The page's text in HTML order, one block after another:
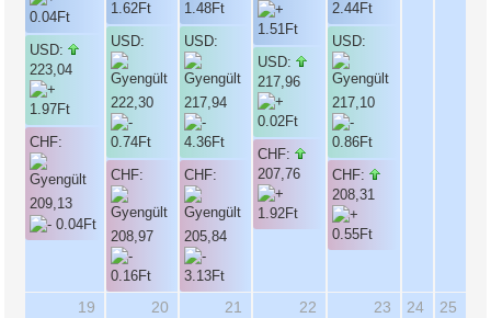
USD:
223,04
CHF:
209,13
USD:
222,30
CHF:
208,97
USD:
217,94
CHF:
205,84
USD:
217,96
CHF:
207,76
USD:
217,10
CHF:
208,31
19 20 21 22 23 24 25